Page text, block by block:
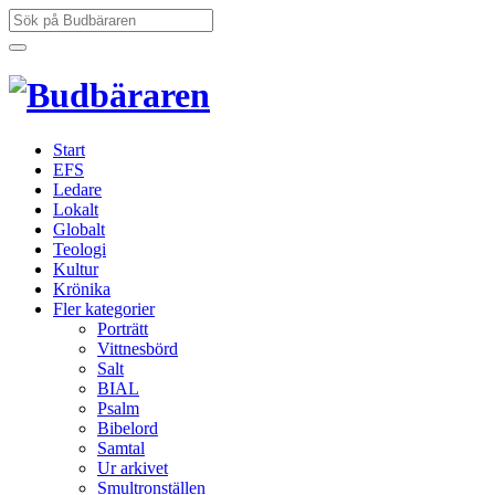
Hoppa
till
innehåll
Sök
efter:
Start
EFS
Ledare
Lokalt
Globalt
Teologi
Kultur
Krönika
Fler kategorier
Porträtt
Vittnesbörd
Salt
BIAL
Psalm
Bibelord
Samtal
Ur arkivet
Smultronställen